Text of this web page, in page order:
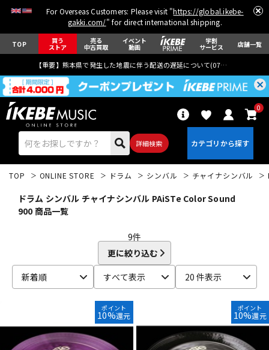
For Overseas Customers: Please visit "https://global.ikebe-
gakki.com/" for direct international shipping.
TOP 買う
ストア
売る
中古買取
イベント
動画
学割
サービス 店舗一覧
【重要】熊本県で発生した地震に伴う配送の遅延について(07月29日
詳細検索
0
ベース ウクレレ
ドラム パーカッション
TOP ONLINE STORE ドラム シンバル チャイナシンバル
ドラム シンバル チャイナシンバル PAiSTe Color Sound
900 商品一覧
9件
更に絞り込む
新着順
すべて表示 20 件表示
ポイント
10%還元
ポイント
10%還元